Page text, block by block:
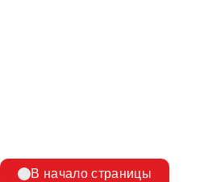
В начало страницы